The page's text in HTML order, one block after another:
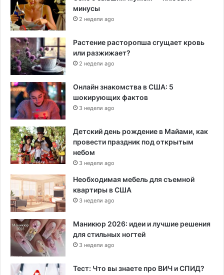
минусы
2 недели ago
Растение расторопша сгущает кровь
или разжижает?
2 недели ago
Онлайн знакомства в США: 5
шокирующих фактов
3 недели ago
Детский день рождение в Майами, как
провести праздник под открытым
небом
3 недели ago
Необходимая мебель для съемной
квартиры в США
3 недели ago
Маникюр 2026: идеи и лучшие решения
для стильных ногтей
3 недели ago
Тест: Что вы знаете про ВИЧ и СПИД?